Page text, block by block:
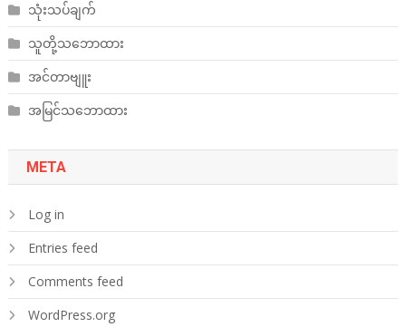
သုံးသပ်ချက်
သူတို့သဘောထား
အင်တာဗျူး
အမြင်သဘောထား
META
Log in
Entries feed
Comments feed
WordPress.org